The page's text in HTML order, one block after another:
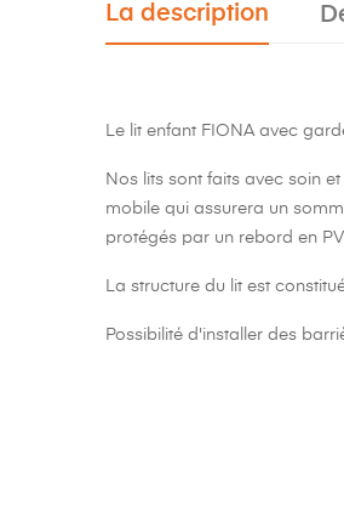
La description
Le lit enfant FIONA avec
Nos lits sont faits avec soin
mobile qui assurera un
protégés par un rebord en
La structure du lit est
Possibilité d'installer des